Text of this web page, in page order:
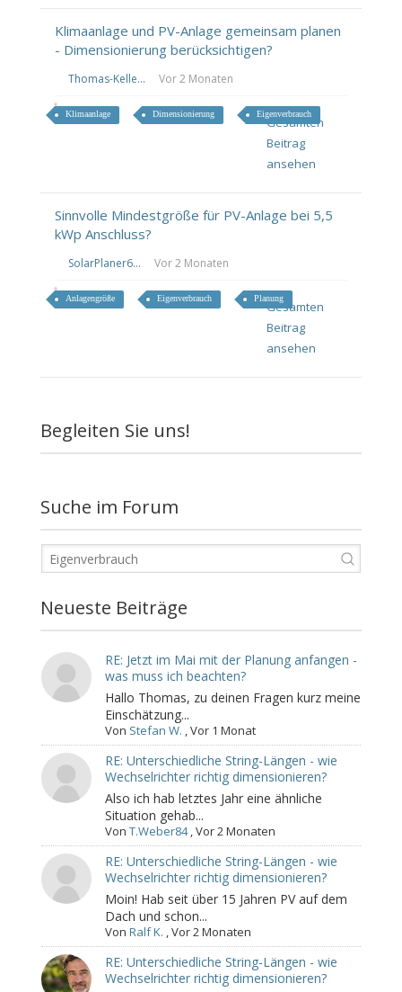
Klimaanlage und PV-Anlage gemeinsam planen
- Dimensionierung berücksichtigen?
Thomas-Kelle... Vor 2 Monaten
Klimaanlage Dimensionierung Eigenverbrauch
Gesamten
Beitrag
ansehen
Sinnvolle Mindestgröße für PV-Anlage bei 5,5
kWp Anschluss?
SolarPlaner6... Vor 2 Monaten
Anlagengröße Eigenverbrauch Planung
Gesamten
Beitrag
ansehen
Begleiten Sie uns!
Suche im Forum
Neueste Beiträge
RE: Jetzt im Mai mit der Planung anfangen -
was muss ich beachten?
Hallo Thomas, zu deinen Fragen kurz meine
Einschätzung...
Von Stefan W. ,Vor 1 Monat
RE: Unterschiedliche String-Längen - wie
Wechselrichter richtig dimensionieren?
Also ich hab letztes Jahr eine ähnliche
Situation gehab...
VonT.Weber84 ,Vor 2 Monaten
RE: Unterschiedliche String-Längen - wie
Wechselrichter richtig dimensionieren?
Moin! Hab seit über 15 Jahren PV auf dem
Dach und schon...
VonRalf K. ,Vor 2 Monaten
RE: Unterschiedliche String-Längen - wie
Wechselrichter richtig dimensionieren?